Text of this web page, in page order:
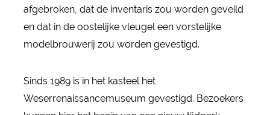
afgebroken, dat de inventaris zou worden geveild
en dat in de oostelijke vleugel een vorstelijke
modelbrouwerij zou worden gevestigd.
Sinds 1989 is in het kasteel het
Weserrenaissancemuseum gevestigd. Bezoekers